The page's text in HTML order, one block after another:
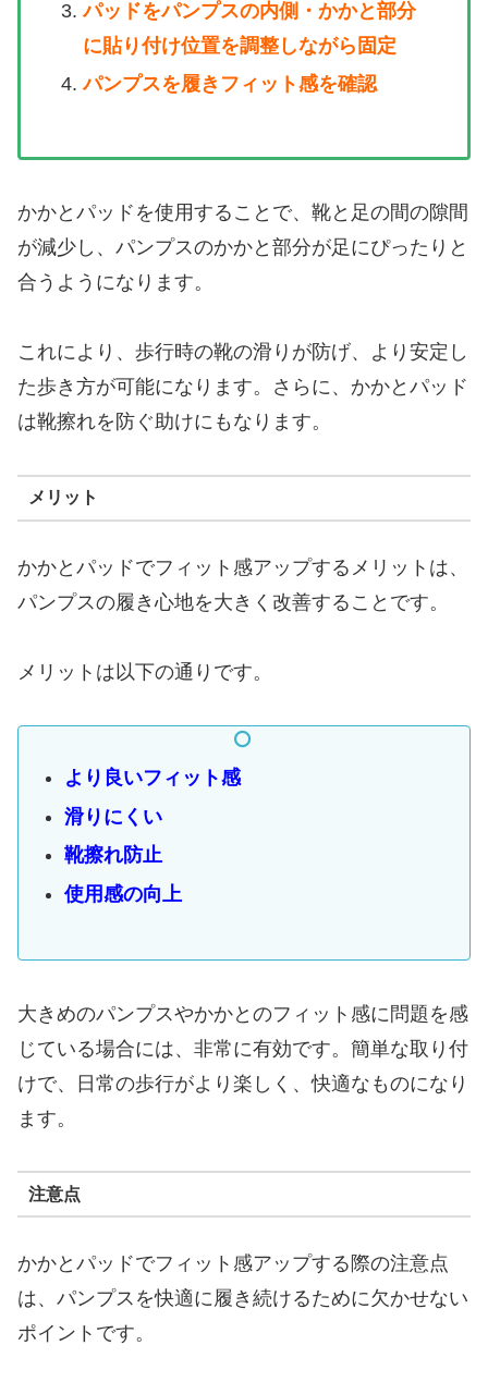
パッドをパンプスの内側・かかと部分
に貼り付け位置を調整しながら固定
パンプスを履きフィット感を確認
かかとパッドを使用することで、靴と足の間の隙間
が減少し、パンプスのかかと部分が足にぴったりと
合うようになります。
これにより、歩行時の靴の滑りが防げ、より安定し
た歩き方が可能になります。さらに、かかとパッド
は靴擦れを防ぐ助けにもなります。
メリット
かかとパッドでフィット感アップするメリットは、
パンプスの履き心地を大きく改善することです。
メリットは以下の通りです。
より良いフィット感
滑りにくい
靴擦れ防止
使用感の向上
大きめのパンプスやかかとのフィット感に問題を感
じている場合には、非常に有効です。簡単な取り付
けで、日常の歩行がより楽しく、快適なものになり
ます。
注意点
かかとパッドでフィット感アップする際の注意点
は、パンプスを快適に履き続けるために欠かせない
ポイントです。